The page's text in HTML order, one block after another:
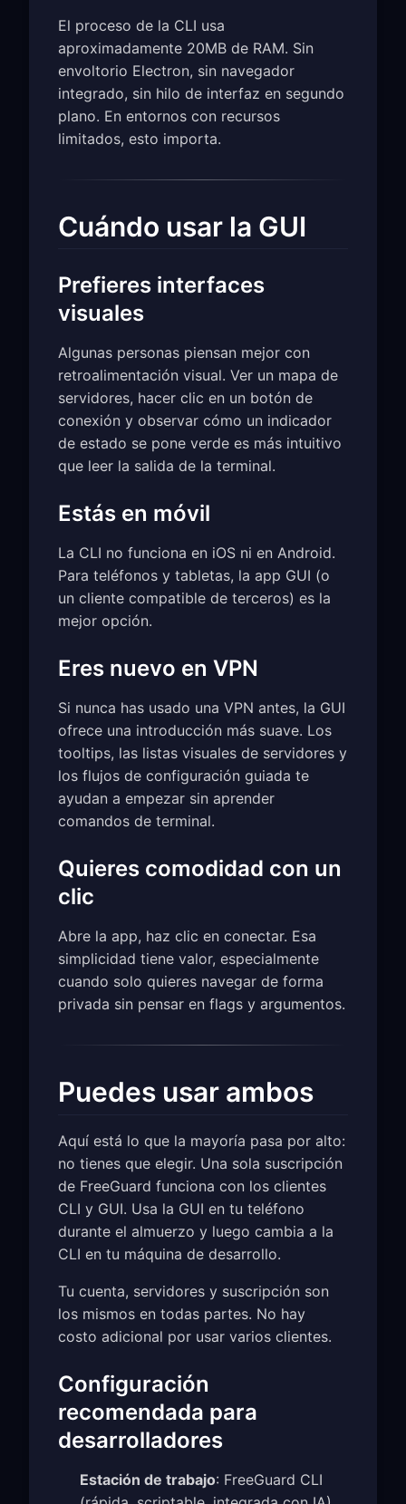
El proceso de la CLI usa
aproximadamente 20MB de RAM. Sin
envoltorio Electron, sin navegador
integrado, sin hilo de interfaz en segundo
plano. En entornos con recursos
limitados, esto importa.
Cuándo usar la GUI
Prefieres interfaces
visuales
Algunas personas piensan mejor con
retroalimentación visual. Ver un mapa de
servidores, hacer clic en un botón de
conexión y observar cómo un indicador
de estado se pone verde es más intuitivo
que leer la salida de la terminal.
Estás en móvil
La CLI no funciona en iOS ni en Android.
Para teléfonos y tabletas, la app GUI (o
un cliente compatible de terceros) es la
mejor opción.
Eres nuevo en VPN
Si nunca has usado una VPN antes, la GUI
ofrece una introducción más suave. Los
tooltips, las listas visuales de servidores y
los flujos de configuración guiada te
ayudan a empezar sin aprender
comandos de terminal.
Quieres comodidad con un
clic
Abre la app, haz clic en conectar. Esa
simplicidad tiene valor, especialmente
cuando solo quieres navegar de forma
privada sin pensar en flags y argumentos.
Puedes usar ambos
Aquí está lo que la mayoría pasa por alto:
no tienes que elegir. Una sola suscripción
de FreeGuard funciona con los clientes
CLI y GUI. Usa la GUI en tu teléfono
durante el almuerzo y luego cambia a la
CLI en tu máquina de desarrollo.
Tu cuenta, servidores y suscripción son
los mismos en todas partes. No hay
costo adicional por usar varios clientes.
Configuración
recomendada para
desarrolladores
Estación de trabajo: FreeGuard CLI